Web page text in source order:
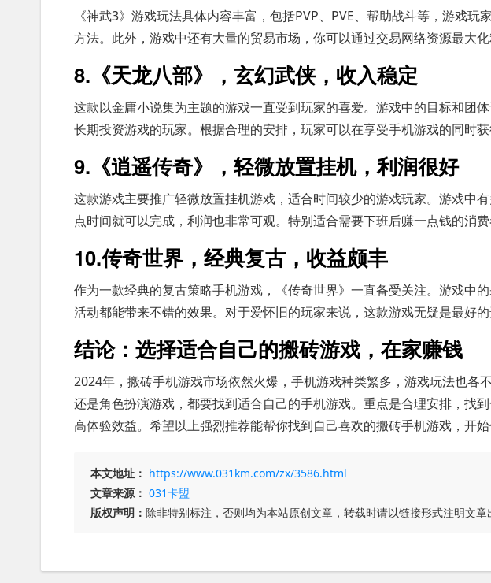
《神武3》游戏玩法具体内容丰富，包括PVP、PVE、帮助战斗等，游戏
方法。此外，游戏中还有大量的贸易市场，你可以通过交易网络资源最大化
8.《天龙八部》，玄幻武侠，收入稳定
这款以金庸小说集为主题的游戏一直受到玩家的喜爱。游戏中的目标和团
长期投资游戏的玩家。根据合理的安排，玩家可以在享受手机游戏的同时获
9.《逍遥传奇》，轻微放置挂机，利润很好
这款游戏主要推广轻微放置挂机游戏，适合时间较少的游戏玩家。游戏中
点时间就可以完成，利润也非常可观。特别适合需要下班后赚一点钱的消费
10.传奇世界，经典复古，收益颇丰
作为一款经典的复古策略手机游戏，《传奇世界》一直备受关注。游戏中
活动都能带来不错的效果。对于爱怀旧的玩家来说，这款游戏无疑是最好的
结论：选择适合自己的搬砖游戏，在家赚钱
2024年，搬砖手机游戏市场依然火爆，手机游戏种类繁多，游戏玩法也各
还是角色扮演游戏，都要找到适合自己的手机游戏。重点是合理安排，找
高体验效益。希望以上强烈推荐能帮你找到自己喜欢的搬砖手机游戏，开始
本文地址： https://www.031km.com/zx/3586.html
文章来源： 031卡盟
版权声明： 除非特别标注，否则均为本站原创文章，转载时请以链接形式注明文章